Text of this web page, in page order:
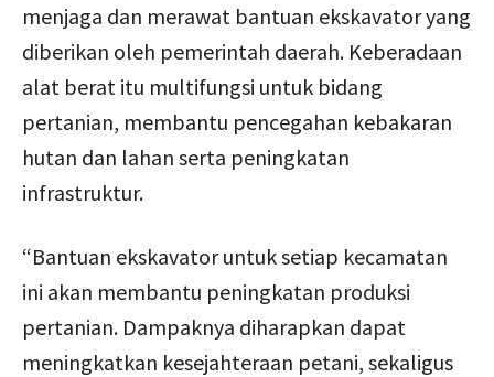
menjaga dan merawat bantuan ekskavator yang
diberikan oleh pemerintah daerah. Keberadaan
alat berat itu multifungsi untuk bidang
pertanian, membantu pencegahan kebakaran
hutan dan lahan serta peningkatan
infrastruktur.
“Bantuan ekskavator untuk setiap kecamatan
ini akan membantu peningkatan produksi
pertanian. Dampaknya diharapkan dapat
meningkatkan kesejahteraan petani, sekaligus